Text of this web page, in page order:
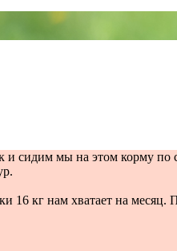
сидим мы на этом корму по
16 кг нам хватает на месяц.